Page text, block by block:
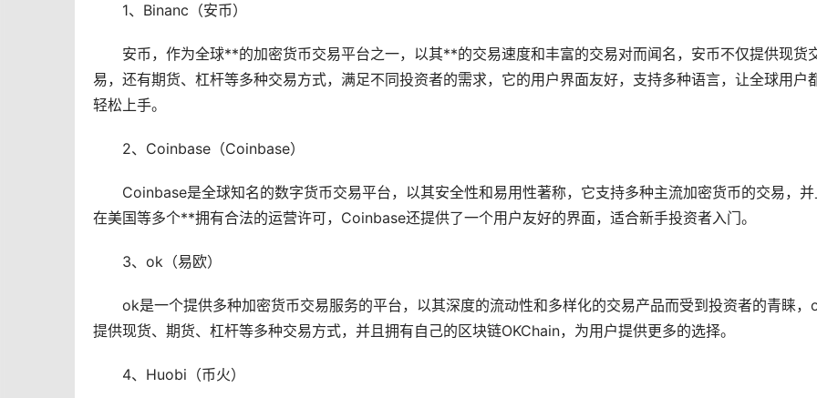
1、Binanc（安币）
安币，作为全球**的加密货币交易平台之一，以其**的交易速度和丰富的交易对而闻名，安币不仅提供现货
易，还有期货、 杠杆等多种交易方式，满足不同投资者的需求，它的用户界面友好，支持多种语言，让全球用户
轻松上手。
2、Coinbase（Coinbase）
Coinbase是全球知名的数字货币交易平台，以其安全性和易用性著称，它支持多种主流加密货币的交易，
在美国等多个**拥有合法的运营许可，Coinbase还提供了一个用户友好的界面，适合新手投资者入门。
3、ok（易欧）
ok是一个提供多种加密货币交易服务的平台，以其深度的流动性和多样化的交易产品而受到投资者的青睐，
提供现货、期货、杠杆等多种交易方式，并且拥有自己的区块链OKChain，为用户提供更多的选择。
4、Huobi（币火）